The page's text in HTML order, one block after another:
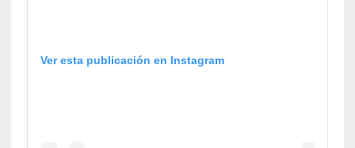
Ver esta publicación en Instagram